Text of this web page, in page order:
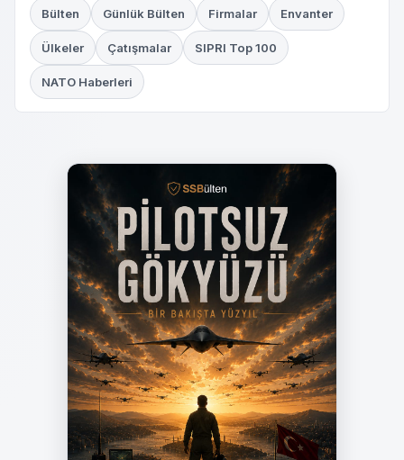
Bülten Günlük Bülten Firmalar Envanter
Ülkeler Çatışmalar SIPRI Top 100
NATO Haberleri